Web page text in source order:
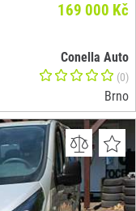
169 000 Kč
Conella Auto
(0)
Brno